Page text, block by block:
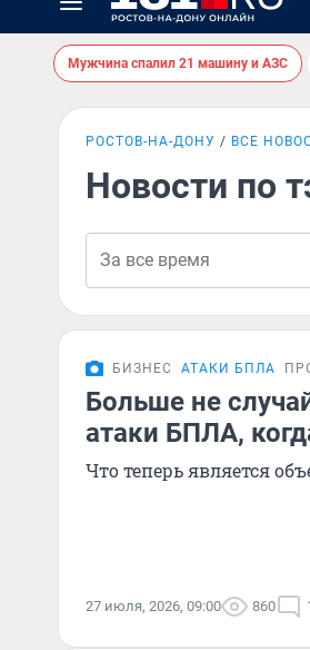
Мужчина спалил 21 машину и АЗС
РОСТОВ-НА-ДОНУ ВСЕ
Новости по
БИЗНЕС АТАКИ БПЛА
Больше не
атаки БПЛА,
Что теперь является
27 июля, 2026, 09:00 860